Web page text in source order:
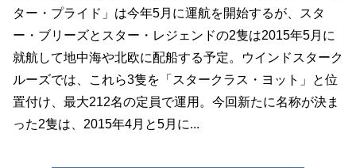
ター・プライド」は今年5月に運航を開始するが、スタ
ー・ブリーズとスター・レジェンドの2隻は2015年5月に
就航して地中海や北欧に配船する予定。ウインドスターク
ルーズでは、これら3隻を「スタークラス・ヨット」と位
置付け、最大212名の定員で運用。今回新たに名称が決ま
った2隻は、2015年4月と5月に...